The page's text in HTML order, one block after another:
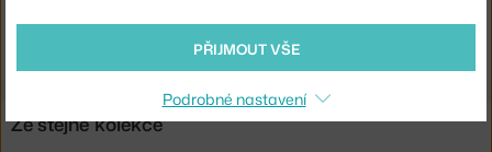
Shopping from the EU? Switch to
Pocket Organizer 2, black
Ze stejné kolekce
PŘIJMOUT VŠE
Podrobné nastavení